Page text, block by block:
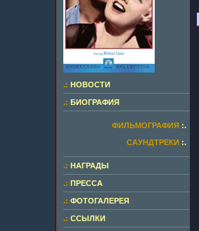
.: НОВОСТИ
.: БИОГРАФИЯ
ФИЛЬМОГРАФИЯ :.
САУНДТРЕКИ :.
.: НАГРАДЫ
.: ПРЕССА
.: ФОТОГАЛЕРЕЯ
.: ССЫЛКИ